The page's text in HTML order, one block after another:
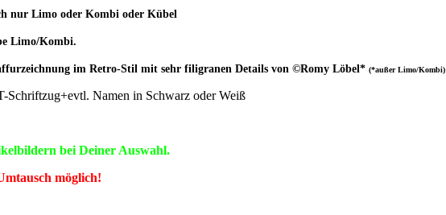
nur Limo oder Kombi oder Kübel
Limo/Kombi.
im Retro-Stil mit sehr filigranen Details von ©Romy Löbel* (*außer Limo/Kombi)
Namen in Schwarz oder Weiß
bei Deiner Auswahl.
möglich!